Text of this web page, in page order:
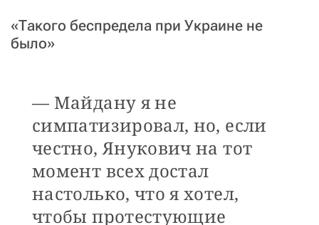
«Такого беспредела при Украине не
было»
— Майдану я не
симпатизировал, но, если
честно, Янукович на тот
момент всех достал
настолько, что я хотел,
чтобы протестующие